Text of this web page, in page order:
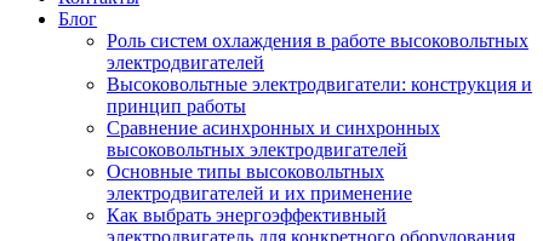
Блог
Роль систем охлаждения в работе высоковольтных
электродвигателей
Высоковольтные электродвигатели: конструкция и
принцип работы
Сравнение асинхронных и синхронных
высоковольтных электродвигателей
Основные типы высоковольтных
электродвигателей и их применение
Как выбрать энергоэффективный
электродвигатель для конкретного оборудования